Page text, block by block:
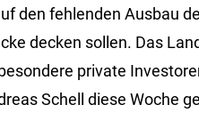
den fehlenden Ausbau
decken sollen. Das
private
Schell diese Woche